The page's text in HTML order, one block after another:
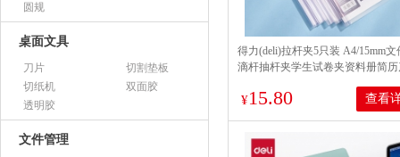
圆规
桌面文具
刀片
切割垫板
切纸机
双面胶
透明胶
文件管理
得力(deli)拉杆夹5只装 A4/15mm文
滴杆抽杆夹学生试卷夹资料册简
¥15.80 查看